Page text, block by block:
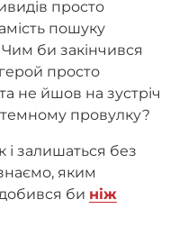
просто
пошуку
би закінчився
просто
не йшов на зустріч
провулку?
і залишаться без
яким
би ніж